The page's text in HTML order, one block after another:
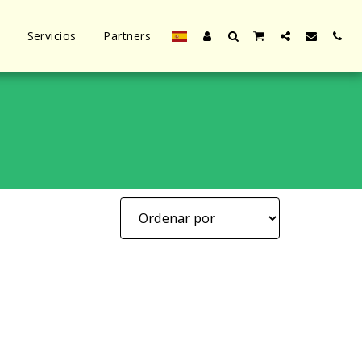
Servicios Partners